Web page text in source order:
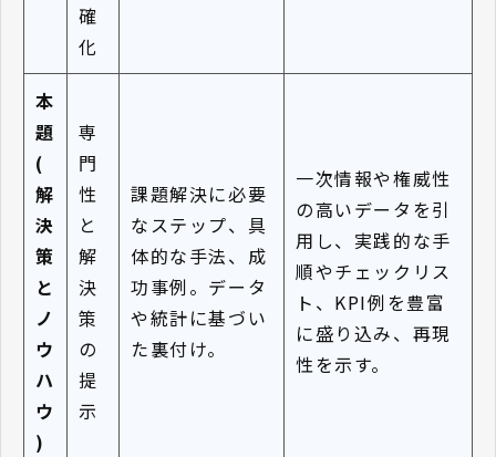
確
化
本
題
(
解
決
策
と
ノ
ウ
ハ
ウ
)
専
門
性
と
解
決
策
の
提
示
課題解決に必要
なステップ、具
体的な手法、成
功事例。データ
や統計に基づい
た裏付け。
一次情報や権威性
の高いデータを引
用し、実践的な手
順やチェックリス
ト、KPI例を豊富
に盛り込み、再現
性を示す。